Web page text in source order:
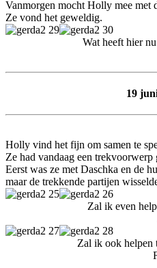
Vanmorgen mocht Holly mee met
Ze vond het geweldig.
Wat heeft
Gezellig
19
Holly vind het fijn om samen te
Ze had vandaag een trekvoorwerp
Eerst was ze met Daschka en de
maar de trekkende partijen
Zal ik
Jij bent
Zal ik ook
Fijn he